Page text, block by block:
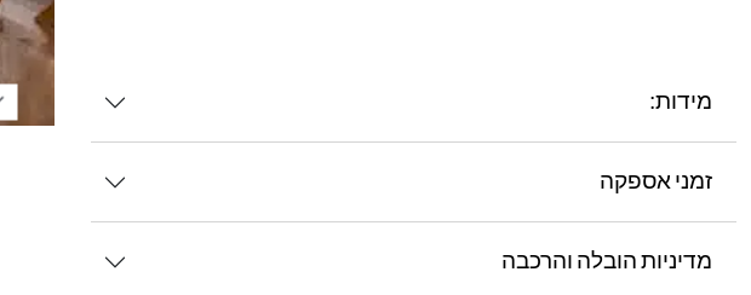
מידות:
זמני אספקה
מדיניות הובלה והרכבה